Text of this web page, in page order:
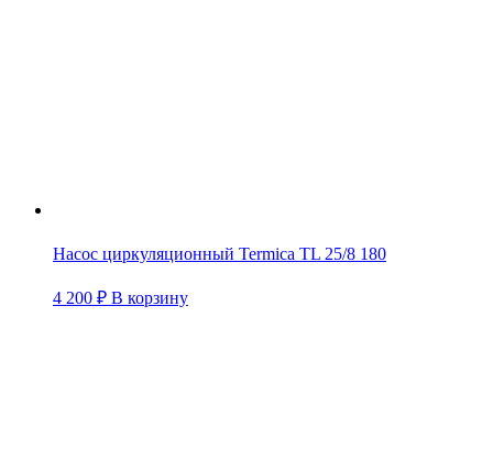
Насос циркуляционный Termica TL 25/8 180
4 200 ₽ В корзину